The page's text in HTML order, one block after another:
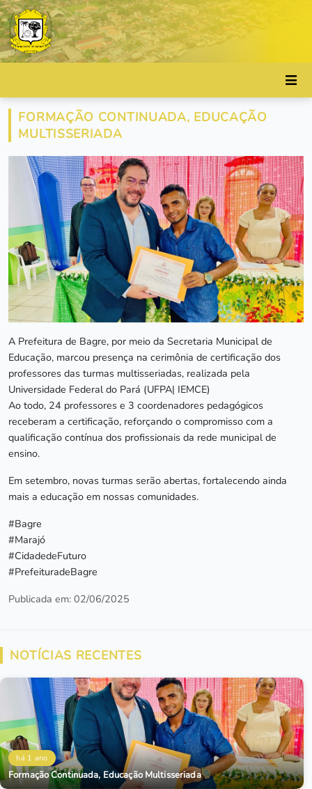
FORMAÇÃO CONTINUADA, EDUCAÇÃO
MULTISSERIADA
A Prefeitura de Bagre, por meio da Secretaria Municipal de
Educação, marcou presença na cerimônia de certificação dos
professores das turmas multisseriadas, realizada pela
Universidade Federal do Pará (UFPA| IEMCE)
Ao todo, 24 professores e 3 coordenadores pedagógicos
receberam a certificação, reforçando o compromisso com a
qualificação contínua dos profissionais da rede municipal de
ensino.
Em setembro, novas turmas serão abertas, fortalecendo ainda
mais a educação em nossas comunidades.
#Bagre
#Marajó
#CidadedeFuturo
#PrefeituradeBagre
Publicada em: 02/06/2025
NOTÍCIAS RECENTES
há 1 ano
Formação Continuada, Educação Multisseriada